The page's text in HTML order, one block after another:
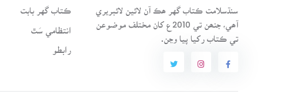
سنڌسلامت ڪتاب گهر ھڪ آن لائين لائبريري
آھي، جنھن تي 2010ع کان مختلف موضوعن
تي ڪتاب رکيا پيا وڃن.
ڪتاب گهر بابت
انتظامي سَٿ
رابطو